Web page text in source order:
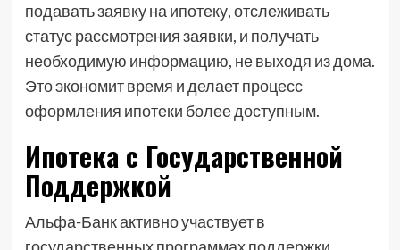
подавать заявку на ипотеку, отслеживать
статус рассмотрения заявки, и получать
необходимую информацию, не выходя из дома.
Это экономит время и делает процесс
оформления ипотеки более доступным.
Ипотека с Государственной
Поддержкой
Альфа-Банк активно участвует в